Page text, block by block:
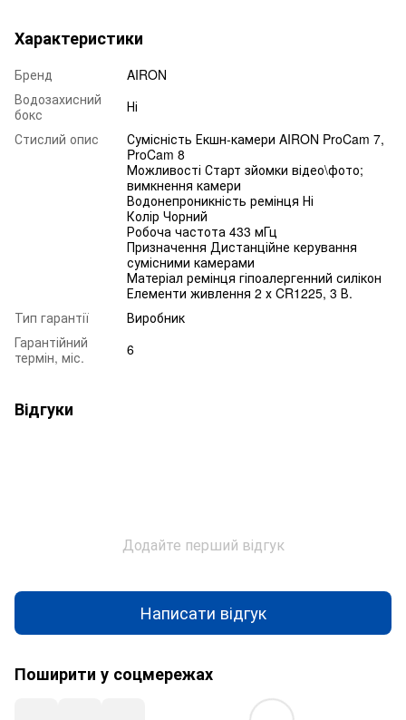
Характеристики
Бренд
AIRON
Водозахисний
бокс
Ні
Стислий опис
Сумісність Екшн-камери AIRON ProCam 7,
ProCam 8
Можливості Старт зйомки відео\фото;
вимкнення камери
Водонепроникність ремінця Ні
Колір Чорний
Робоча частота 433 мГц
Призначення Дистанційне керування
сумісними камерами
Матеріал ремінця гіпоалергенний силікон
Елементи живлення 2 х CR1225, 3 В.
Тип гарантії
Виробник
Гарантійний
термін, міс.
6
Відгуки
Додайте перший відгук
Написати відгук
Поширити у соцмережах